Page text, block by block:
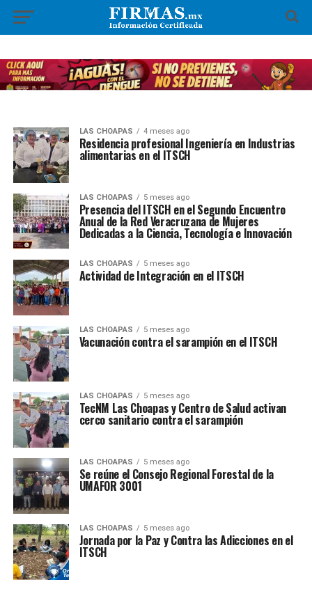
LAS CHOAPAS 4 meses ago
Residencia profesional Ingeniería en Industrias
alimentarias en el ITSCH
LAS CHOAPAS 5 meses ago
Presencia del ITSCH en el Segundo Encuentro
Anual de la Red Veracruzana de Mujeres
Dedicadas a la Ciencia, Tecnología e Innovación
LAS CHOAPAS 5 meses ago
Actividad de Integración en el ITSCH
LAS CHOAPAS 5 meses ago
Vacunación contra el sarampión en el ITSCH
LAS CHOAPAS 5 meses ago
TecNM Las Choapas y Centro de Salud activan
cerco sanitario contra el sarampión
LAS CHOAPAS 5 meses ago
Se reúne el Consejo Regional Forestal de la
UMAFOR 3001
LAS CHOAPAS 5 meses ago
Jornada por la Paz y Contra las Adicciones en el
ITSCH